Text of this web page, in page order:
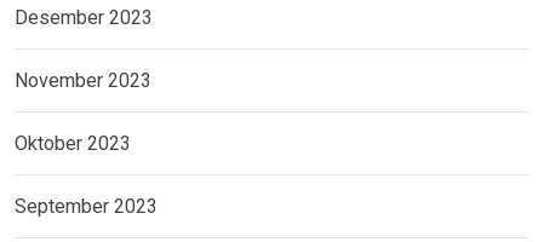
Desember 2023
November 2023
Oktober 2023
September 2023